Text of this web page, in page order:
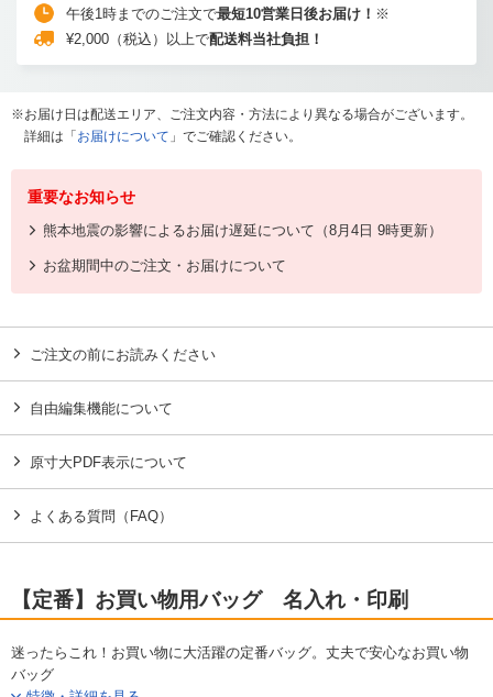
午後1時までのご注文で最短10営業日後お届け！ ※
¥2,000（税込）以上で配送料当社負担！
お届け日は配送エリア、ご注文内容・方法により異なる場合がございます。
詳細は「 お届けについて 」でご確認ください。
重要なお知らせ
熊本地震の影響によるお届け遅延について（8月4日 9時更新）
お盆期間中のご注文・お届けについて
ご注文の前にお読みください
自由編集機能について
原寸大PDF表示について
よくある質問（FAQ）
【定番】お買い物用バッグ 名入れ・印刷
迷ったらこれ！お買い物に大活躍の定番バッグ。丈夫で安心なお買い物
バッグ